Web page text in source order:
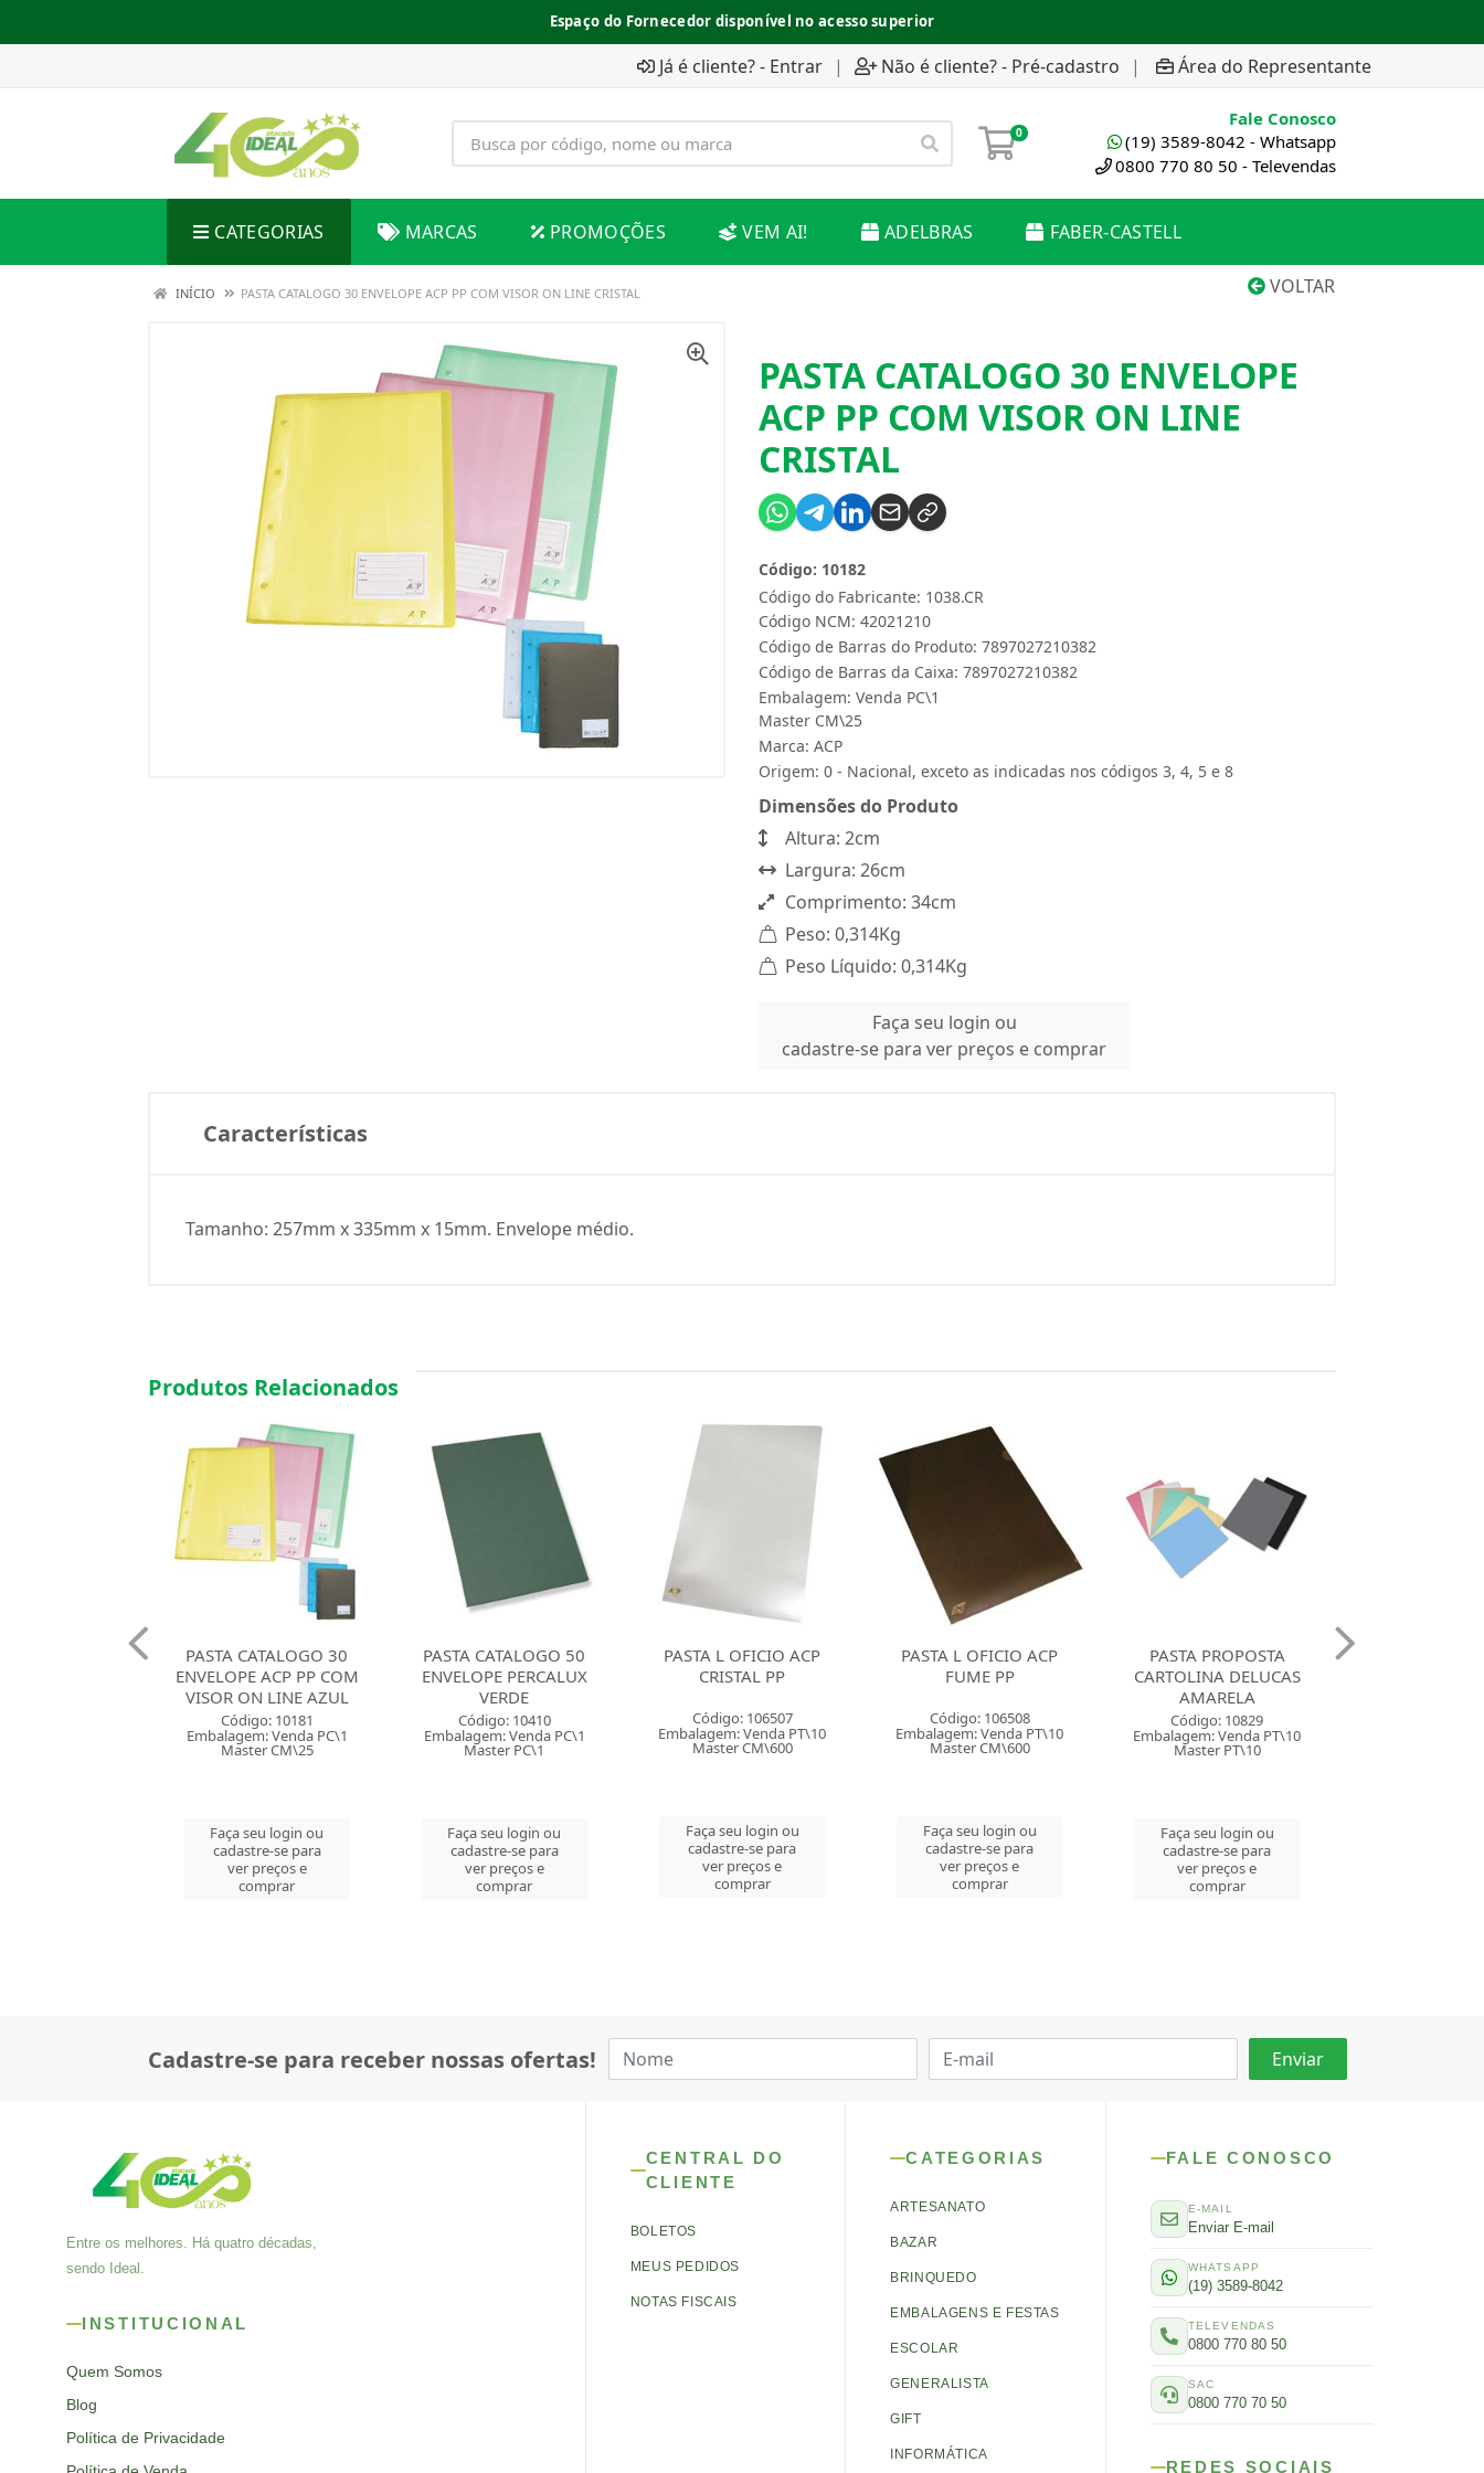
Espaço do Fornecedor disponível no acesso superior
Já é cliente? - Entrar | Não é cliente? - Pré-cadastro | Área do Representante
0
Fale Conosco
(19) 3589-8042 - Whatsapp
0800 770 80 50 - Televendas
CATEGORIAS MARCAS PROMOÇÕES VEM AI! ADELBRAS FABER-CASTELL
VOLTAR
INÍCIO PASTA CATALOGO 30 ENVELOPE ACP PP COM VISOR ON LINE CRISTAL
PASTA CATALOGO 30 ENVELOPE
ACP PP COM VISOR ON LINE
CRISTAL
Código do Fabricante: 1038.CR
Código: 10182
Código NCM: 42021210
Código de Barras do Produto: 7897027210382
Código de Barras da Caixa: 7897027210382
Embalagem: Venda PC\1
Master CM\25
Marca: ACP
Origem: 0 - Nacional, exceto as indicadas nos códigos 3, 4, 5 e 8
Dimensões do Produto
Altura: 2cm
Largura: 26cm
Comprimento: 34cm
Peso: 0,314Kg
Peso Líquido: 0,314Kg
Faça seu login ou
cadastre-se para ver preços e comprar
Características
Tamanho: 257mm x 335mm x 15mm. Envelope médio.
Produtos Relacionados
PASTA CATALOGO 30
ENVELOPE ACP PP COM
VISOR ON LINE AZUL
Código: 10181
Embalagem: Venda PC\1
Master CM\25
Faça seu login ou
cadastre-se para
ver preços e
comprar
PASTA CATALOGO 50
ENVELOPE PERCALUX
VERDE
Código: 10410
Embalagem: Venda PC\1
Master PC\1
Faça seu login ou
cadastre-se para
ver preços e
comprar
PASTA L OFICIO ACP
CRISTAL PP
Código: 106507
Embalagem: Venda PT\10
Master CM\600
Faça seu login ou
cadastre-se para
ver preços e
comprar
PASTA L OFICIO ACP
FUME PP
Código: 106508
Embalagem: Venda PT\10
Master CM\600
Faça seu login ou
cadastre-se para
ver preços e
comprar
PASTA PROPOSTA
CARTOLINA DELUCAS
AMARELA
Código: 10829
Embalagem: Venda PT\10
Master PT\10
Faça seu login ou
cadastre-se para
ver preços e
comprar
Cadastre-se para receber nossas ofertas!
Entre os melhores. Há quatro décadas,
sendo Ideal.
INSTITUCIONAL
Quem Somos
Blog
Política de Privacidade
CENTRAL DO
CLIENTE
BOLETOS
MEUS PEDIDOS
NOTAS FISCAIS
CATEGORIAS
ARTESANATO
BAZAR
BRINQUEDO
EMBALAGENS E FESTAS
ESCOLAR
GENERALISTA
GIFT
INFORMÁTICA
FALE CONOSCO
E-MAIL
Enviar E-mail
WHATSAPP
(19) 3589-8042
TELEVENDAS
0800 770 80 50
SAC
0800 770 70 50
REDES SOCIAIS